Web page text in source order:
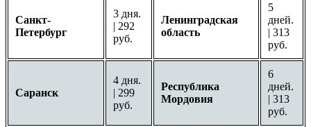
Санкт-
Петербург
3 дня.
| 292
руб.
Ленинградская
область
5
дней.
| 313
руб.
Саранск
4 дня.
| 299
руб.
Республика
Мордовия
6
дней.
| 313
руб.